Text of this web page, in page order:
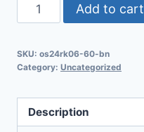
Add to cart
SKU: os24rk06-60-bn
Category: Uncategorized
Description